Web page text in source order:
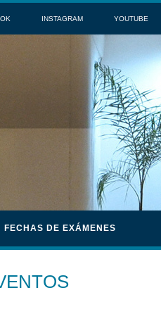
INSTAGRAM YOUTUBE
FECHAS DE EXÁMENES